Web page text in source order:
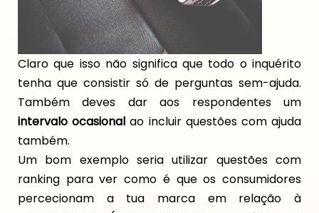
Claro que isso não significa que todo o inquérito
tenha que consistir só de perguntas sem-ajuda.
Também deves dar aos respondentes um
intervalo ocasionalao incluir questões com ajuda
também.
Um bom exemplo seria utilizar questões com
ranking para ver como é que os consumidores
percecionam a tua marca em relação à